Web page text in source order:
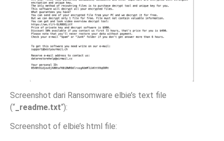
Screenshot dari Ransomware elbie’s text file
(“ _readme.txt“):
Screenshot of elbie’s html file: